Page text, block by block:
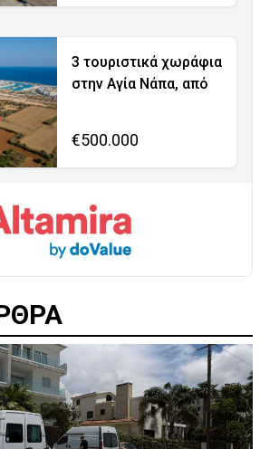
3 τουριστικά χωράφια
στην Αγία Νάπα, από
€500.000